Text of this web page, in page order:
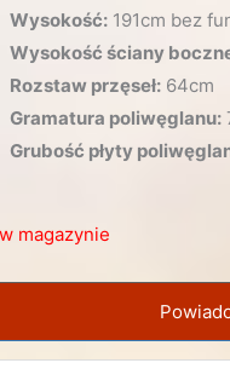
Wysokość: 191cm bez
Wysokość ściany
Rozstaw przęseł: 64cm
Gramatura poliwęglanu:
Grubość płyty
magazynie